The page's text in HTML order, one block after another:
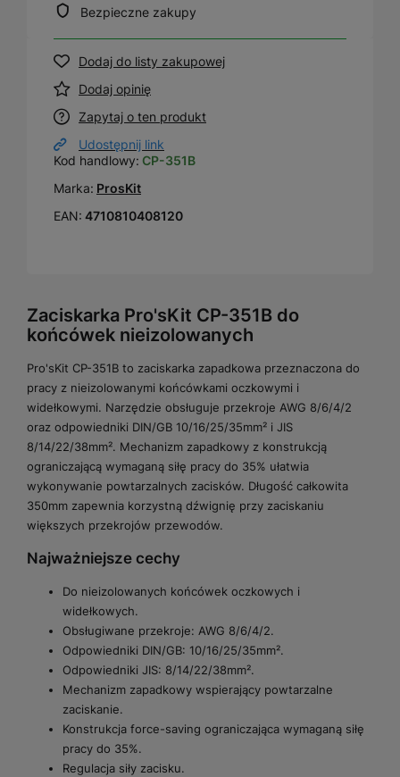
Bezpieczne zakupy
Dodaj do listy zakupowej
Dodaj opinię
Zapytaj o ten produkt
Udostępnij link
Kod handlowy: CP-351B
Marka: ProsKit
EAN: 4710810408120
Zaciskarka Pro'sKit CP-351B do
końcówek nieizolowanych
Pro'sKit CP-351B to zaciskarka zapadkowa przeznaczona do
pracy z nieizolowanymi końcówkami oczkowymi i
widełkowymi. Narzędzie obsługuje przekroje AWG 8/6/4/2
oraz odpowiedniki DIN/GB 10/16/25/35mm² i JIS
8/14/22/38mm². Mechanizm zapadkowy z konstrukcją
ograniczającą wymaganą siłę pracy do 35% ułatwia
wykonywanie powtarzalnych zacisków. Długość całkowita
350mm zapewnia korzystną dźwignię przy zaciskaniu
większych przekrojów przewodów.
Najważniejsze cechy
Do nieizolowanych końcówek oczkowych i
widełkowych.
Obsługiwane przekroje: AWG 8/6/4/2.
Odpowiedniki DIN/GB: 10/16/25/35mm².
Odpowiedniki JIS: 8/14/22/38mm².
Mechanizm zapadkowy wspierający powtarzalne
zaciskanie.
Konstrukcja force-saving ograniczająca wymaganą siłę
pracy do 35%.
Regulacja siły zacisku.